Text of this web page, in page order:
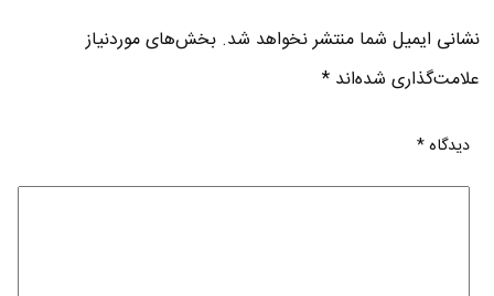
نشانی ایمیل شما منتشر نخواهد شد. بخش‌های موردنیاز
علامت‌گذاری شده‌اند*
دیدگاه*